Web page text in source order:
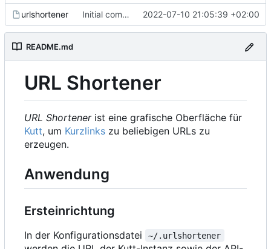
urlshortener Initial commit 2022-07-10 21:05:39 +02:00
README.md
URL Shortener
URL Shortenerist eine grafische Oberfläche für
Kutt, um Kurzlinks zu beliebigen URLs zu
erzeugen.
Anwendung
Ersteinrichtung
In der Konfigurationsdatei ~/.urlshortener